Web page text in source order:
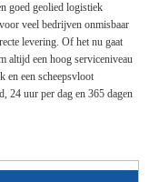
goed geolied logistiek
veel bedrijven onmisbaar
levering. Of het nu gaat
altijd een hoog serviceniveau
en een scheepsvloot
24 uur per dag en 365 dagen